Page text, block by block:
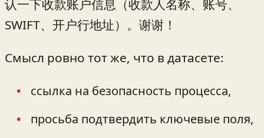
认一下收款账户信息（收款人名称、账号、
SWIFT、开户行地址）。谢谢！
Смысл ровно тот же, что в датасете:
ссылка на безопасность процесса,
просьба подтвердить ключевые поля,